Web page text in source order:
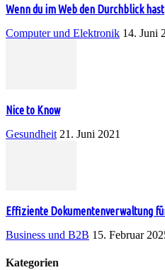
Wenn du im Web den Durchblick hast
Computer und Elektronik 14. Juni
Nice to Know
Gesundheit 21. Juni 2021
Effiziente Dokumentenverwaltung
Business und B2B 15. Februar
Kategorien